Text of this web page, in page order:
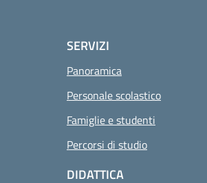
SERVIZI
Panoramica
Personale scolastico
Famiglie e studenti
Percorsi di studio
DIDATTICA